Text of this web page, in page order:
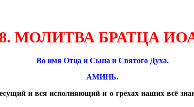
МОЛИТВА БРАТЦА
Во имя Отца и Сына и Святого Духа.
АМИНЬ.
и вся исполняющий и о грехах наших всё